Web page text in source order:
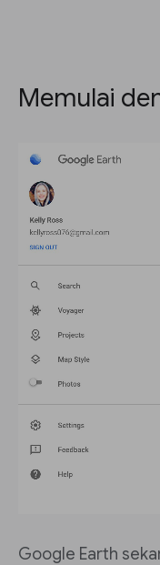
Memulai
Google Earth